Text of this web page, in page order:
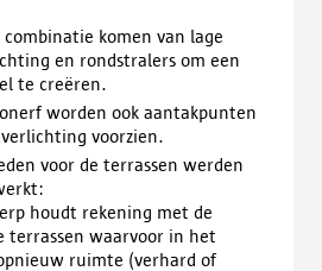
combinatie komen van lage
en rondstralers om een
te creëren.
worden ook aantakpunten
voorzien.
voor de terrassen werden
houdt rekening met de
terrassen waarvoor in het
ruimte (verhard of